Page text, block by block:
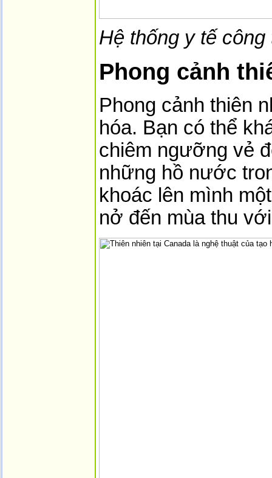
Hệ thống y tế
Phong cảnh
Phong cảnh thiên
hóa. Bạn có thể
chiêm ngưỡng vẻ
những hồ nước
khoác lên mình
nở đến mùa thu